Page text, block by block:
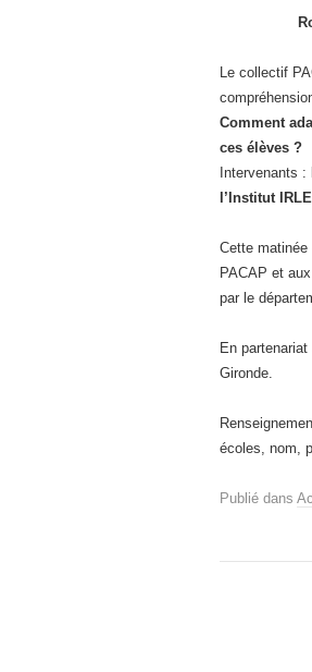
Le collectif
Comment
ces élèves ?
Intervenants :
l’Institut
Cette
PACAP et
par le
En
Gironde.
écoles, nom,
Publié dans